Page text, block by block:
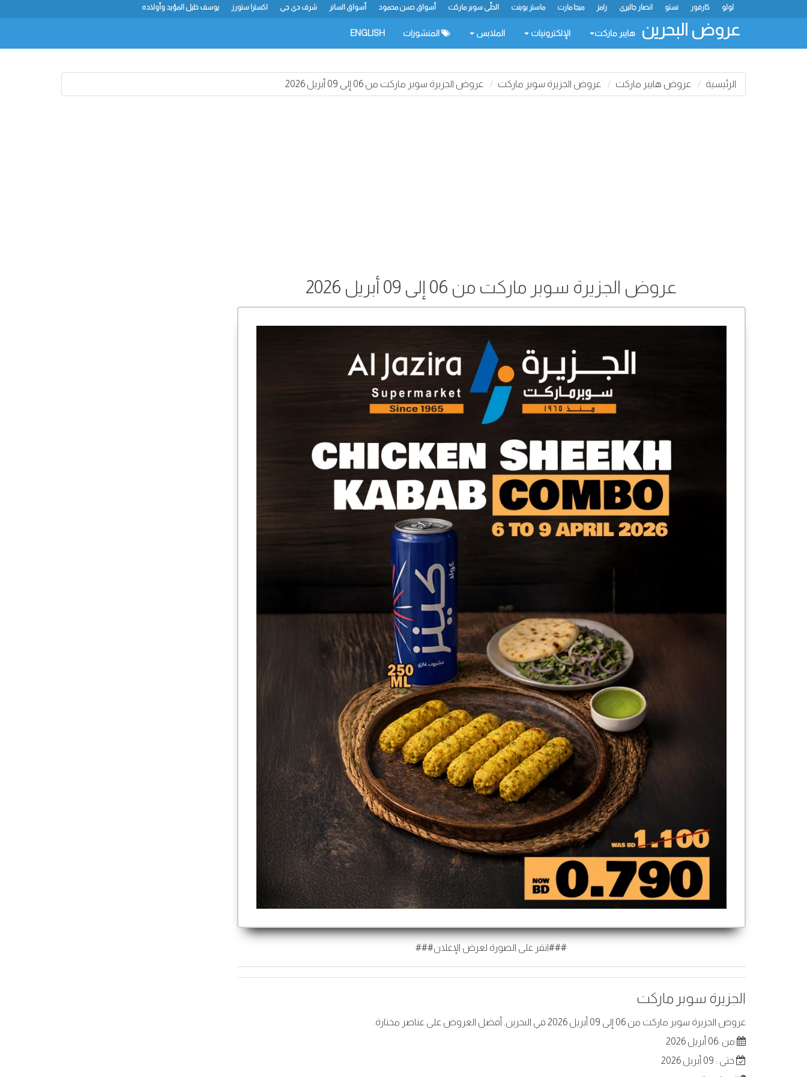
يوسف خليل المؤيد وأولاده اكسترا ستورز شرف دي جي أسواق الساتر أسواق حسن محمود الحلّي سوبر ماركت ماستر بوينت ميجا مارت رامز انصار جاليري نستو كارفور لولو
عروض البحرين هايبر ماركت الإلكترونيات الملابس المنشورات ENGLISH
الرئيسية عروض هايبر ماركت عروض الجزيرة سوبر ماركت عروض الجزيرة سوبر ماركت من 06 إلى 09 أبريل 2026
عروض الجزيرة سوبر ماركت من 06 إلى 09 أبريل 2026
###انقر على الصورة لعرض الإعلان###
الجزيرة سوبر ماركت
عروض الجزيرة سوبر ماركت من 06 إلى 09 أبريل 2026 في البحرين. أفضل العروض على عناصر مختارة.
من :06 أبريل 2026
حتى : 09 أبريل 2026